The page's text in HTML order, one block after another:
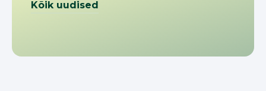
Kõik uudised